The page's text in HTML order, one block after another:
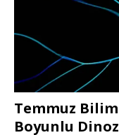
Temmuz
Boyunlu